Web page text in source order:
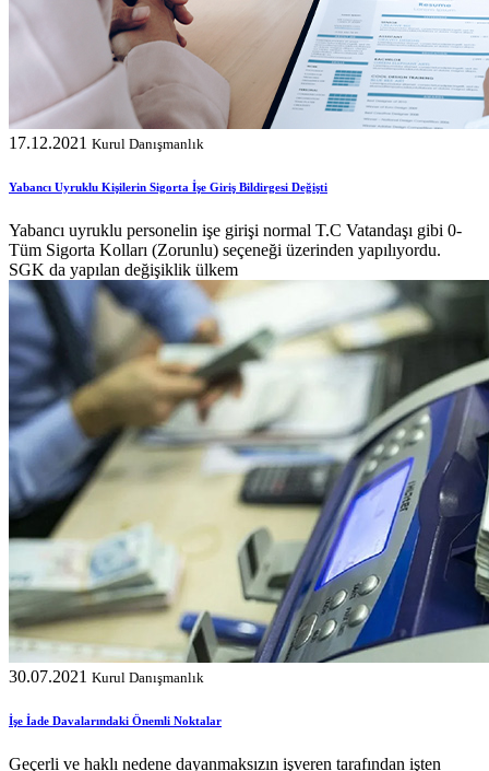
17.12.2021 Kurul Danışmanlık
Yabancı Uyruklu Kişilerin Sigorta İşe Giriş Bildirgesi Değişti
Yabancı uyruklu personelin işe girişi normal T.C Vatandaşı gibi 0-
Tüm Sigorta Kolları (Zorunlu) seçeneği üzerinden yapılıyordu.
SGK da yapılan değişiklik ülkem
30.07.2021 Kurul Danışmanlık
İşe İade Davalarındaki Önemli Noktalar
Geçerli ve haklı nedene dayanmaksızın işveren tarafından işten